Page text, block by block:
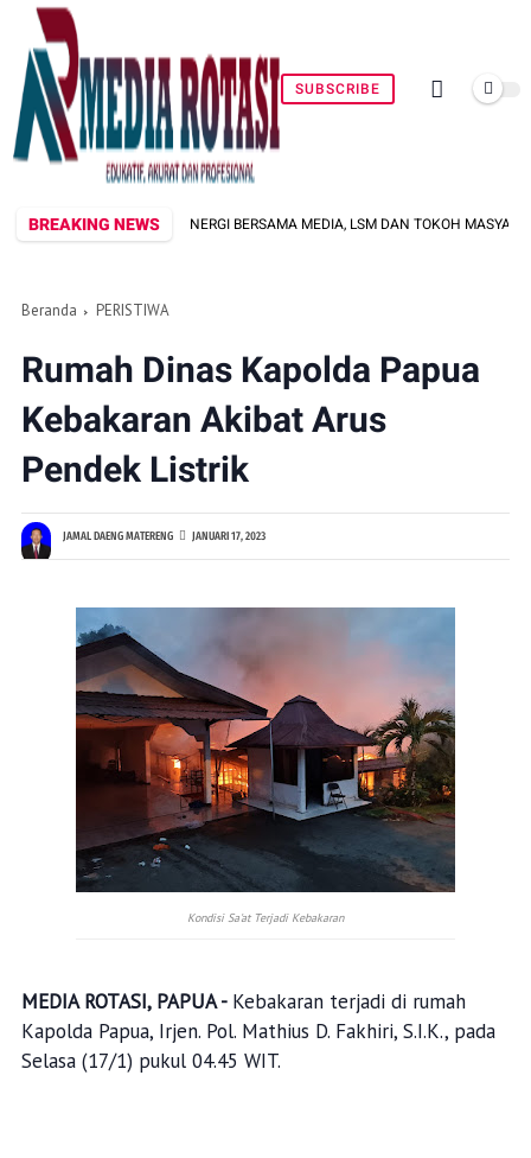
SUBSCRIBE
BREAKING NEWS
SINERGI BERSAMA MEDIA, LSM DAN TOKOH MASYARAKAT JAGA
Beranda PERISTIWA
Rumah Dinas Kapolda Papua
Kebakaran Akibat Arus
Pendek Listrik
JAMAL DAENG MATERENG JANUARI 17, 2023
Kondisi Sa'at Terjadi Kebakaran
MEDIA ROTASI, PAPUA - Kebakaran terjadi di rumah
Kapolda Papua, Irjen. Pol. Mathius D. Fakhiri, S.I.K., pada
Selasa (17/1) pukul 04.45 WIT.